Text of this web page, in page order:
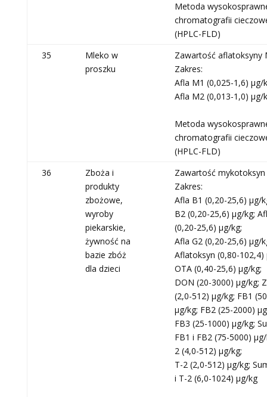
Metoda
chromatografii
(HPLC-FLD)
35
Mleko w
proszku
Zawartość aflatoksyny
Zakres:
Afla M1 (0,025-1,6) μg/
Afla M2 (0,013-1,0) μg/
Metoda
chromatografii
(HPLC-FLD)
36
Zboża i
produkty
zbożowe,
wyroby
piekarskie,
żywność na
bazie zbóż
dla dzieci
Zawartość mykotoksyn
Zakres:
Afla B1 (0,20-25,6) μg/
B2 (0,20-25,6) μg/kg;
(0,20-25,6) μg/kg;
Afla G2 (0,20-25,6) μg/
Aflatoksyn (0,80-102,4)
OTA (0,40-25,6) μg/kg;
DON (20-3000) μg/kg;
(2,0-512) μg/kg; FB1
μg/kg; FB2 (25-2000)
FB3 (25-1000) μg/kg;
FB1 i FB2 (75-5000)
2 (4,0-512) μg/kg;
T-2 (2,0-512) μg/kg;
i T-2 (6,0-1024) μg/kg